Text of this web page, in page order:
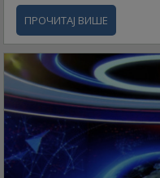
ПРОЧИТАЈ ВИШЕ